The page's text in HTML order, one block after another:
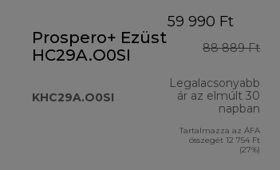
Prospero+ Ezüst
HC29A.O0SI
KHC29A.O0SI
59 990 Ft
88 889 Ft
Legalacsonyabb
ár az elmúlt 30
napban
Tartalmazza az ÁFA
összegét 12 754 Ft
(27%)